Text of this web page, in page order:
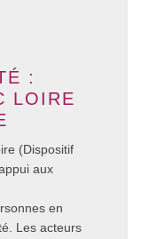
:
LOIRE
(Dispositif
aux
en
Les acteurs